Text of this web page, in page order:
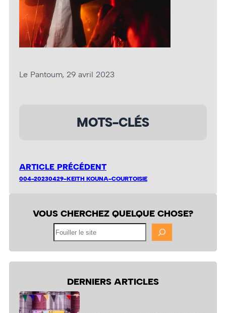
Le Pantoum, 29 avril 2023
MOTS-CLÉS
ARTICLE PRÉCÉDENT
004-20230429-KEITH KOUNA-COURTOISIE
VOUS CHERCHEZ QUELQUE CHOSE?
DERNIERS ARTICLES